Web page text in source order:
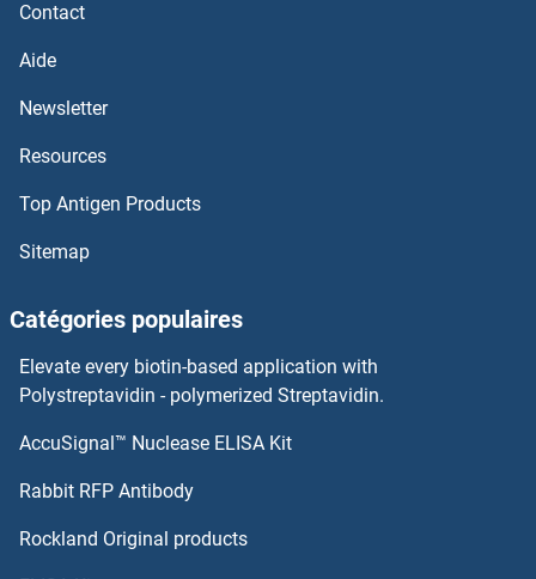
IDH1 Kits ELISA
IDE Kits ELISA
ID4 Kits ELISA
ICT1 Kits ELISA
ICOSLG Kits ELISA
ICMT Kits ELISA
Contact
Aide
Newsletter
Resources
Top Antigen Products
Sitemap
Catégories populaires
Elevate every biotin-based application with
Polystreptavidin - polymerized Streptavidin.
AccuSignal™ Nuclease ELISA Kit
Rabbit RFP Antibody
Rockland Original products